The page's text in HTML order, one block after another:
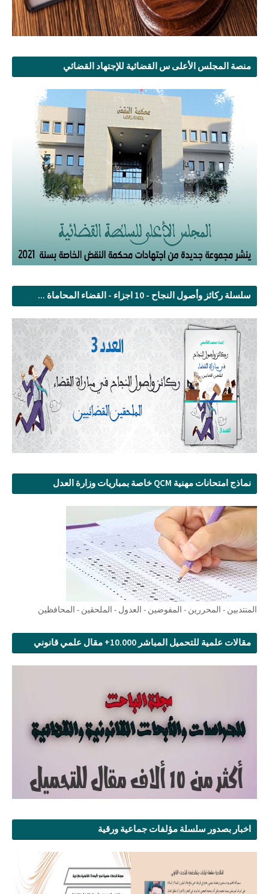
منصة المجلس الأعلى س القضائية للإجتهاد القضائي
سلسلة ركائز وأصول النجاح - 10 اجزاء - القضاء المحاماة ...
نماذج امتحانات مهنية QCM خاصة بمباريات وزارة العدل
المنتدبين - المحررين - المفوضين - العدول - الملحقين - المحافظين
مقالات علمية للتحميل المباشر 10.000+ مقال علمي قانوني
اخبار بصدور سلسلة مؤلفات جماعية ورقية